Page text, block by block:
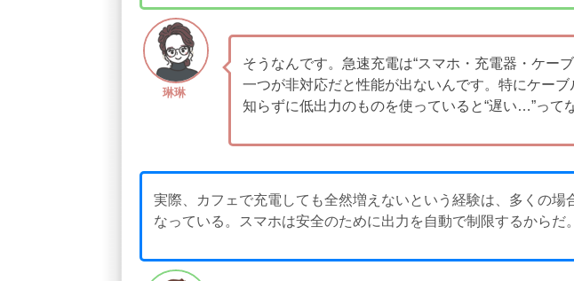
琳琳
そうなんです。急速充電は“スマホ・充電器・ケー
一つが非対応だと性能が出ないんです。特にケーブ
知らずに低出力のものを使っていると“遅い…”って
実際、カフェで充電しても全然増えないという経験は、多くの場
なっている。スマホは安全のために出力を自動で制限するからだ。